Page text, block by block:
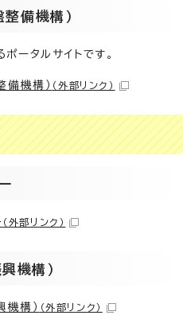
備機構）
ータルサイトです。
機構） （外部リンク）
（外部リンク）
機構）
機構） （外部リンク）